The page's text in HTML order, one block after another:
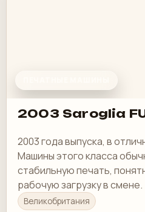
2003 Saroglia
2003 года выпуска, в
Машины этого класса
стабильную печать,
рабочую загрузку в смене.
Великобритания